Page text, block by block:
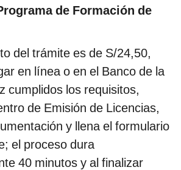
de Formación de
del trámite es de S/24,50,
en línea o en el Banco de la
cumplidos los requisitos,
de Emisión de Licencias,
y llena el formulario
el proceso dura
40 minutos y al finalizar